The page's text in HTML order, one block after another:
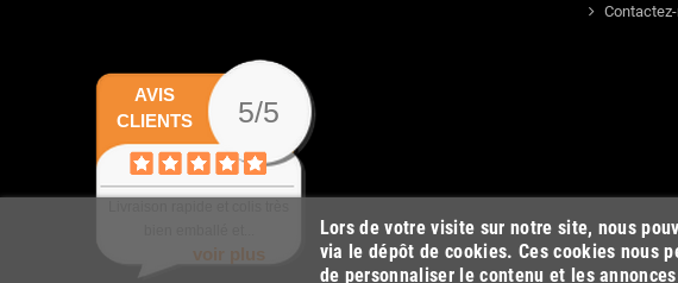
Lors de votre visite sur notre site, nous
via le dépôt de cookies. Ces cookies nous
de personnaliser le contenu et les
AVIS
CLIENTS
5/5
voir plus